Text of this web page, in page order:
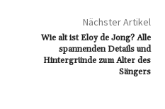
Nächster Artikel
Wie alt ist Eloy de Jong? Alle
spannenden Details und
Hintergründe zum Alter des
Sängers